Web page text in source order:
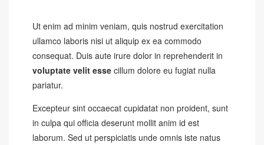
Ut enim ad minim veniam, quis nostrud exercitation
ullamco laboris nisi ut aliquip ex ea commodo
consequat. Duis aute irure dolor in reprehenderit in
voluptate velit esse cillum dolore eu fugiat nulla
pariatur.
Excepteur sint occaecat cupidatat non proident, sunt
in culpa qui officia deserunt mollit anim id est
laborum. Sed ut perspiciatis unde omnis iste natus